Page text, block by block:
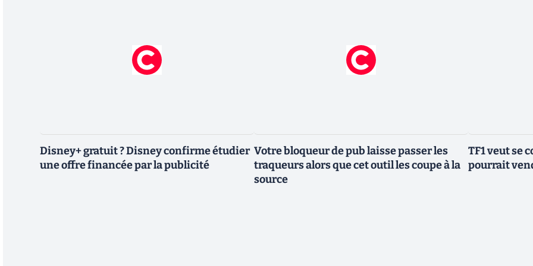
Disney+ gratuit ? Disney confirme étudier
une offre financée par la publicité
Votre bloqueur de pub laisse passer les
traqueurs alors que cet outil les coupe à la
source
TF1 veut se
pourrait